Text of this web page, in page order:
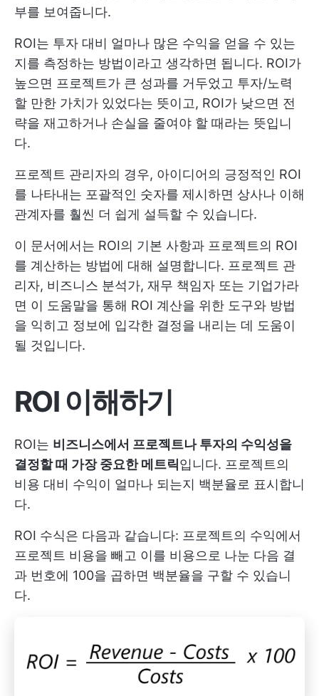
부를 보여줍니다.
ROI는 투자 대비 얼마나 많은 수익을 얻을 수 있는
지를 측정하는 방법이라고 생각하면 됩니다. ROI가
높으면 프로젝트가 큰 성과를 거두었고 투자/노력
할 만한 가치가 있었다는 뜻이고, ROI가 낮으면 전
략을 재고하거나 손실을 줄여야 할 때라는 뜻입니
다.
프로젝트 관리자의 경우, 아이디어의 긍정적인 ROI
를 나타내는 포괄적인 숫자를 제시하면 상사나 이해
관계자를 훨씬 더 쉽게 설득할 수 있습니다.
이 문서에서는 ROI의 기본 사항과 프로젝트의 ROI
를 계산하는 방법에 대해 설명합니다. 프로젝트 관
리자, 비즈니스 분석가, 재무 책임자 또는 기업가라
면 이 도움말을 통해 ROI 계산을 위한 도구와 방법
을 익히고 정보에 입각한 결정을 내리는 데 도움이
될 것입니다.
ROI 이해하기
ROI는 비즈니스에서 프로젝트나 투자의 수익성을
결정할 때 가장 중요한 메트릭입니다. 프로젝트의
비용 대비 수익이 얼마나 되는지 백분율로 표시합니
다.
ROI 수식은 다음과 같습니다: 프로젝트의 수익에서
프로젝트 비용을 빼고 이를 비용으로 나눈 다음 결
과 번호에 100을 곱하면 백분율을 구할 수 있습니
다.